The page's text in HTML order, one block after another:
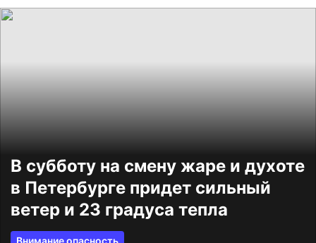
В субботу на смену жаре и духоте
в Петербурге придет сильный
ветер и 23 градуса тепла